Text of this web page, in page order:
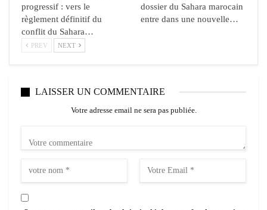
progressif : vers le
règlement définitif du
conflit du Sahara…
dossier du Sahara marocain
entre dans une nouvelle…
PREV NEXT
LAISSER UN COMMENTAIRE
Votre adresse email ne sera pas publiée.